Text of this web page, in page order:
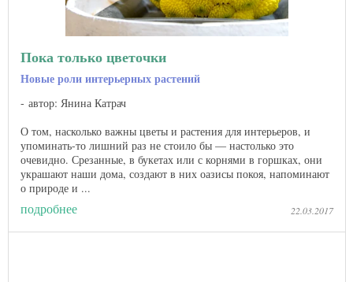
Пока только цветочки
Новые роли интерьерных растений
автор: Янина Катрач
О том, насколько важны цветы и растения для интерьеров, и
упоминать-то лишний раз не стоило бы — настолько это
очевидно. Срезанные, в букетах или с корнями в горшках, они
украшают наши дома, создают в них оазисы покоя, напоминают
о природе и ...
подробнее 22.03.2017